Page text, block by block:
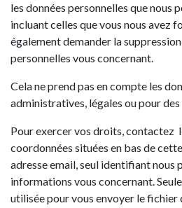
les données personnelles que nous
incluant celles que vous nous avez
également demander la
personnelles vous concernant.
Cela ne prend pas en compte les
administratives, légales ou pour
Pour exercer vos droits, contactez
coordonnées situées en bas de
adresse email, seul identifiant nous
informations vous concernant.
utilisée pour vous envoyer le fichier